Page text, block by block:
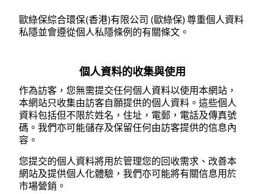
歐綠保綜合環保(香港)有限公司 (歐綠保) 尊重個人資料
私隱並會遵從個人私隱條例的有關條文。
個人資料的收集與使用
作為訪客，您無需提交任何個人資料以使用本網站，
本網站只收集由訪客自願提供的個人資料。這些個人
資料包括但不限於姓名，住址，電郵，電話及傳真號
碼。我們亦可能儲存及保留任何由訪客提供的信息內
容。
您提交的個人資料將用於管理您的回收需求、改善本
網站及提供個人化體驗，我們亦可能將有關信息用於
市場營銷。